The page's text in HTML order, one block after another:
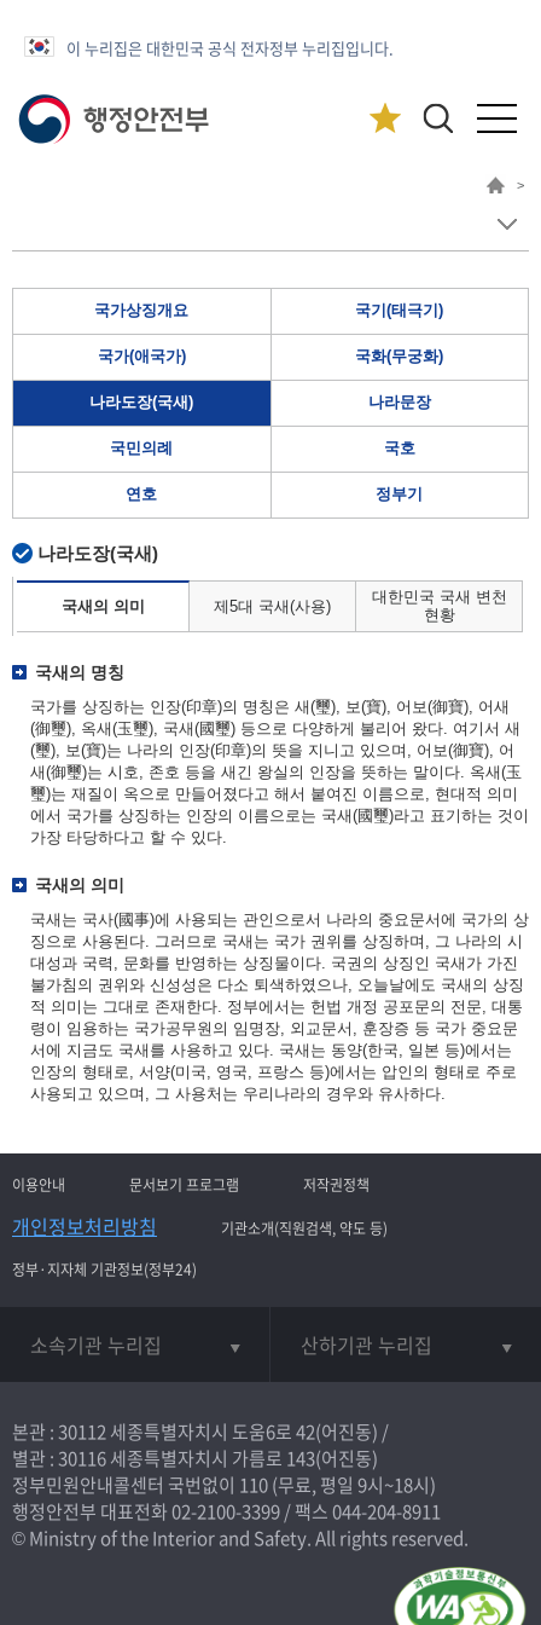
이 누리집은 대한민국 공식 전자정부 누리집입니다.
>
국가상징개요 국기(태극기)
국가(애국가) 국화(무궁화)
나라도장(국새) 나라문장
국민의례 국호
연호 정부기
나라도장(국새)
국새의 의미 제5대 국새(사용)
대한민국 국새 변천
현황
국새의 명칭
국가를 상징하는 인장(印章)의 명칭은 새(璽), 보(寶), 어보(御寶), 어새
(御璽), 옥새(玉璽), 국새(國璽) 등으로 다양하게 불리어 왔다. 여기서 새
(璽), 보(寶)는 나라의 인장(印章)의 뜻을 지니고 있으며, 어보(御寶), 어
새(御璽)는 시호, 존호 등을 새긴 왕실의 인장을 뜻하는 말이다. 옥새(玉
璽)는 재질이 옥으로 만들어졌다고 해서 붙여진 이름으로, 현대적 의미
에서 국가를 상징하는 인장의 이름으로는 국새(國璽)라고 표기하는 것이
가장 타당하다고 할 수 있다.
국새의 의미
국새는 국사(國事)에 사용되는 관인으로서 나라의 중요문서에 국가의 상
징으로 사용된다. 그러므로 국새는 국가 권위를 상징하며, 그 나라의 시
대성과 국력, 문화를 반영하는 상징물이다. 국권의 상징인 국새가 가진
불가침의 권위와 신성성은 다소 퇴색하였으나, 오늘날에도 국새의 상징
적 의미는 그대로 존재한다. 정부에서는 헌법 개정 공포문의 전문, 대통
령이 임용하는 국가공무원의 임명장, 외교문서, 훈장증 등 국가 중요문
서에 지금도 국새를 사용하고 있다. 국새는 동양(한국, 일본 등)에서는
인장의 형태로, 서양(미국, 영국, 프랑스 등)에서는 압인의 형태로 주로
사용되고 있으며, 그 사용처는 우리나라의 경우와 유사하다.
이용안내 문서보기 프로그램 저작권정책
개인정보처리방침
기관소개(직원검색, 약도 등)
정부·지자체 기관정보(정부24)
소속기관 누리집 산하기관 누리집
본관 : 30112 세종특별자치시 도움6로 42(어진동) /
별관 : 30116 세종특별자치시 가름로 143(어진동)
정부민원안내콜센터 국번없이 110(무료, 평일 9시~18시)
행정안전부 대표전화02-2100-3399/ 팩스 044-204-8911
© Ministry of the Interior and Safety. All rights reserved.